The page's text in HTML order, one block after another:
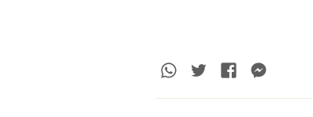
Whatsapp
TwitterFacebook